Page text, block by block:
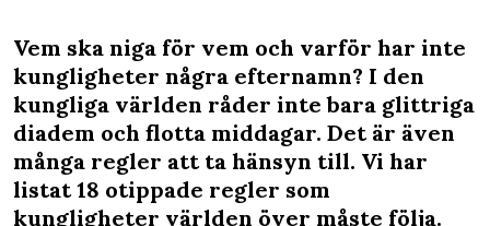
Vem ska niga för vem och varför har inte
kungligheter några efternamn? I den
kungliga världen råder inte bara glittriga
diadem och flotta middagar. Det är även
många regler att ta hänsyn till. Vi har
listat 18 otippade regler som
kungligheter världen över måste följa.